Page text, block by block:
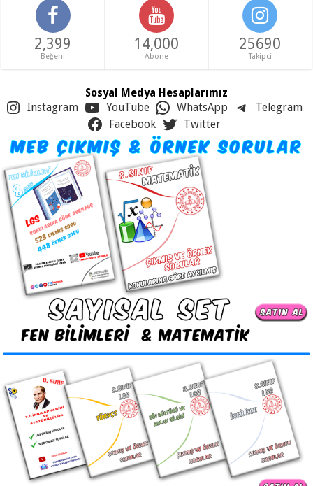
2,399
Beğeni
14,000
Abone
25690
Takipci
Sosyal Medya Hesaplarımız
Instagram YouTube WhatsApp
Telegram
Facebook
Twitter